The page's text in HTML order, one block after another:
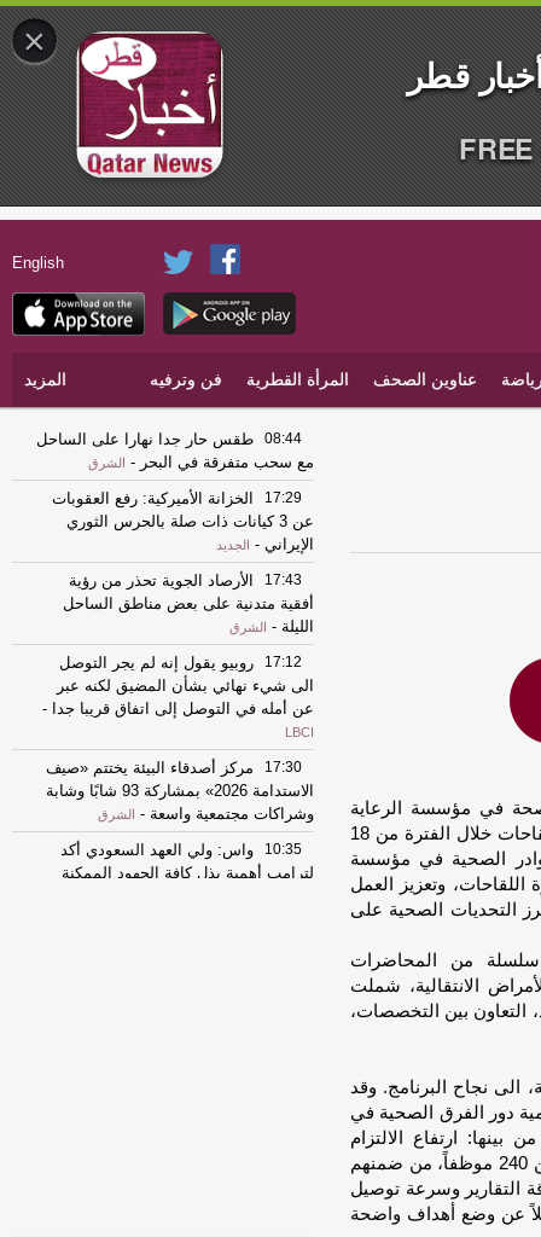
English
عناوين الصحف المرأة القطرية فن وترفيه المزيد
في مؤسسة الرعاية
الصحية الأولية دورة التعليم المهني المشترك لإدارة اللقاحات خلال الفترة من 18
بمشاركة أكثر من 240 من الكوادر الصحية في مؤسسة
اللقاحات، وتعزيز العمل
التحديات الصحية على
سلسلة من المحاضرات
الانتقالية، شملت
التعاون بين التخصصات،
الى نجاح البرنامج. وقد
دور الفرق الصحية في
ارتفاع الالتزام
بسلسلة التبريد إلى 85% في عام 2024، وتدريب أكثر من 240 موظفاً، من ضمنهم
التقارير وسرعة توصيل
عن وضع أهداف واضحة
08:44
طقس حار جدا نهارا على الساحل
مع سحب متفرقة في البحر - الشرق
17:29
الخزانة الأميركية: رفع العقوبات
عن 3 كيانات ذات صلة بالحرس الثوري
الإيراني - الجديد
17:43
الأرصاد الجوية تحذر من رؤية
أفقية متدنية على بعض مناطق الساحل
الليلة - الشرق
17:12
روبيو يقول إنه لم يجر التوصل
الى شيء نهائي بشأن المضيق لكنه عبر
عن أمله في التوصل إلى اتفاق قريبا جدا -
LBCI
17:30
مركز أصدقاء البيئة يختتم «صيف
الاستدامة 2026» بمشاركة 93 شابًا وشابة
وشراكات مجتمعية واسعة - الشرق
10:35
واس: ولي العهد السعودي أكد
لترامب أهمية بذل كافة الجهود الممكنة
×